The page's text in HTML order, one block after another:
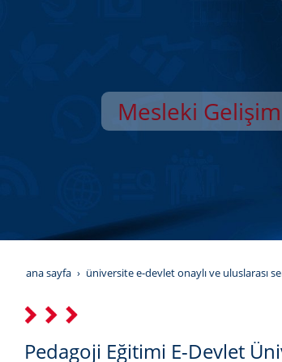
Mesleki
YILDIZ
ana sayfa üniversite e-devlet onaylı ve uluslarası
Pedagoji Eğitimi E-Devlet